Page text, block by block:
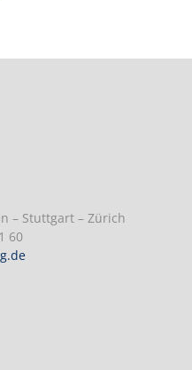
– Stuttgart – Zürich
60